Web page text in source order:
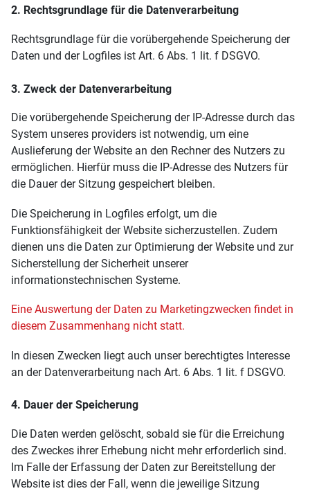
2. Rechtsgrundlage für die Datenverarbeitung
Rechtsgrundlage für die vorübergehende Speicherung der
Daten und der Logfiles ist Art. 6 Abs. 1 lit. f DSGVO.
3. Zweck der Datenverarbeitung
Die vorübergehende Speicherung der IP-Adresse durch das
System unseres providers ist notwendig, um eine
Auslieferung der Website an den Rechner des Nutzers zu
ermöglichen. Hierfür muss die IP-Adresse des Nutzers für
die Dauer der Sitzung gespeichert bleiben.
Die Speicherung in Logfiles erfolgt, um die
Funktionsfähigkeit der Website sicherzustellen. Zudem
dienen uns die Daten zur Optimierung der Website und zur
Sicherstellung der Sicherheit unserer
informationstechnischen Systeme.
Eine Auswertung der Daten zu Marketingzwecken findet in
diesem Zusammenhang nicht statt.
In diesen Zwecken liegt auch unser berechtigtes Interesse
an der Datenverarbeitung nach Art. 6 Abs. 1 lit. f DSGVO.
4. Dauer der Speicherung
Die Daten werden gelöscht, sobald sie für die Erreichung
des Zweckes ihrer Erhebung nicht mehr erforderlich sind.
Im Falle der Erfassung der Daten zur Bereitstellung der
Website ist dies der Fall, wenn die jeweilige Sitzung